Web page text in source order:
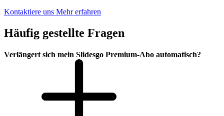
Kontaktiere uns Mehr erfahren
Häufig gestellte Fragen
Verlängert sich mein Slidesgo Premium-Abo automatisch?